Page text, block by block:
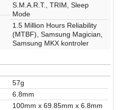
S.M.A.R.T., TRIM, Sleep
Mode
1.5 Million Hours Reliability
(MTBF), Samsung Magician,
Samsung MKX kontroler
57g
6.8mm
100mm x 69.85mm x 6.8mm